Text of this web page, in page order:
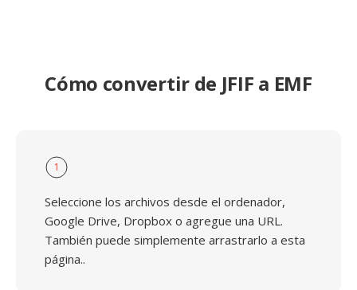
Cómo convertir de JFIF a EMF
1
Seleccione los archivos desde el ordenador,
Google Drive, Dropbox o agregue una URL.
También puede simplemente arrastrarlo a esta
página..